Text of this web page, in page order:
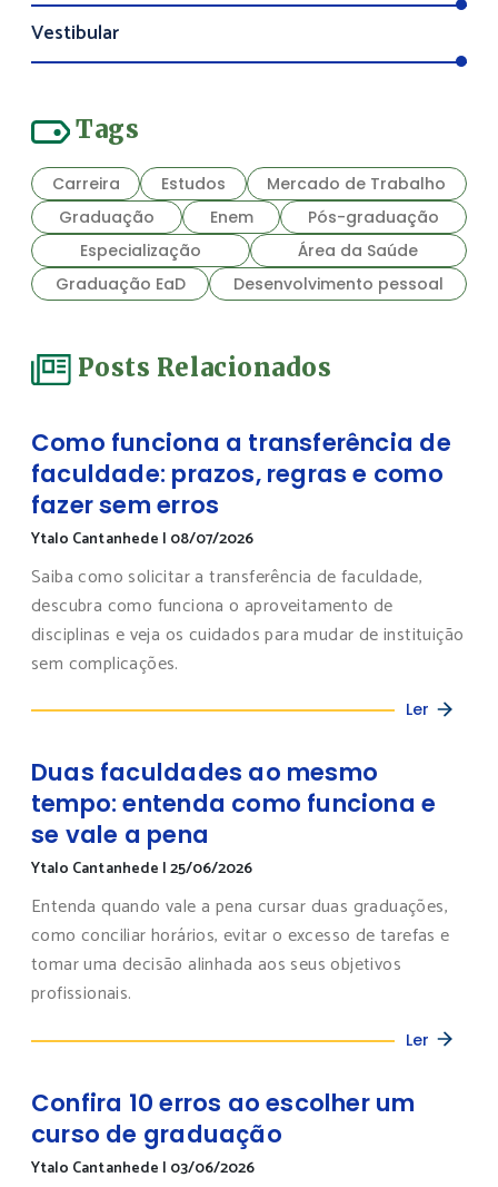
Vestibular
Tags
Carreira Estudos
Mercado de Trabalho
Graduação
Enem
Pós-graduação
Especialização
Área da Saúde
Graduação EaD
Desenvolvimento pessoal
Posts Relacionados
Como funciona a transferência de
faculdade: prazos, regras e como
fazer sem erros
Ytalo Cantanhede | 08/07/2026
Saiba como solicitar a transferência de faculdade,
descubra como funciona o aproveitamento de
disciplinas e veja os cuidados para mudar de instituição
sem complicações.
Ler
Duas faculdades ao mesmo
tempo: entenda como funciona e
se vale a pena
Ytalo Cantanhede |25/06/2026
Entenda quando vale a pena cursar duas graduações,
como conciliar horários, evitar o excesso de tarefas e
tomar uma decisão alinhada aos seus objetivos
profissionais.
Ler
Confira 10 erros ao escolher um
curso de graduação
Ytalo Cantanhede | 03/06/2026